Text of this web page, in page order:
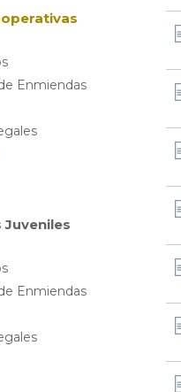
Enmiendas
Enmiendas